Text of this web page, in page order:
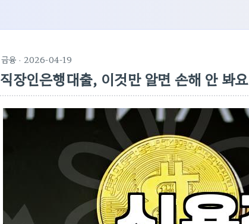
금융 · 2026-04-19
직장인은행대출, 이것만 알면 손해 안 봐요